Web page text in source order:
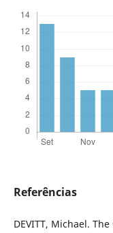
Referências
DEVITT, Michael.